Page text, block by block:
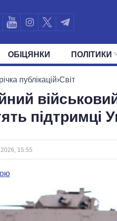
ОБIЦЯНКИ ПОЛIТИКИ
УСІ ПОЛІТИКИ ПРЕЗИДЕНТ І ОФІС
публікацій›Світ
підтримці
15:55